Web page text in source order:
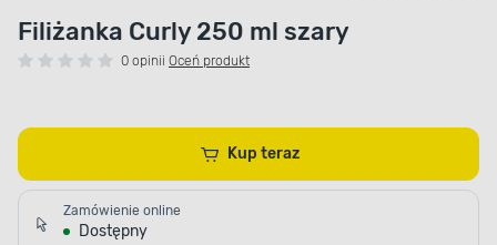
Filiżanka Curly 250 ml szary
0 opinii Oceń produkt
Kup teraz
Zamówienie online
Dostępny